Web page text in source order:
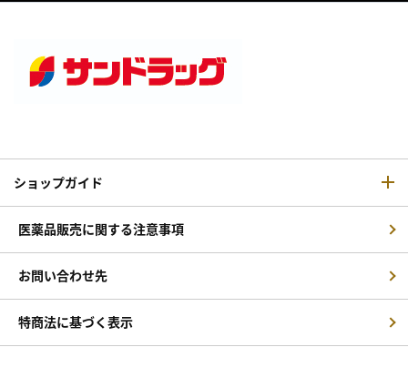
ショップガイド
医薬品販売に関する注意事項
お問い合わせ先
特商法に基づく表示